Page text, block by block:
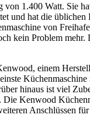
1.400 Watt. Sie
und hat die
von
kein Problem
einem
hinaus ist viel
Kenwood
Anschlüssen für